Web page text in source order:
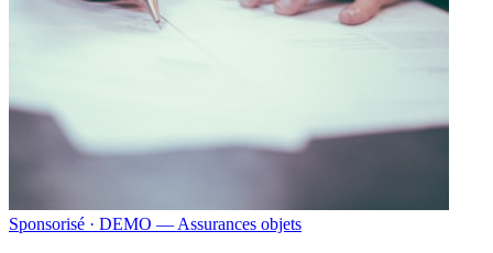
Sponsorisé · DEMO — Assurances objets